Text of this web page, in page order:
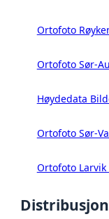
Ortofoto
Ortofoto Sør-
Høydedata
Ortofoto Sør-
Ortofoto